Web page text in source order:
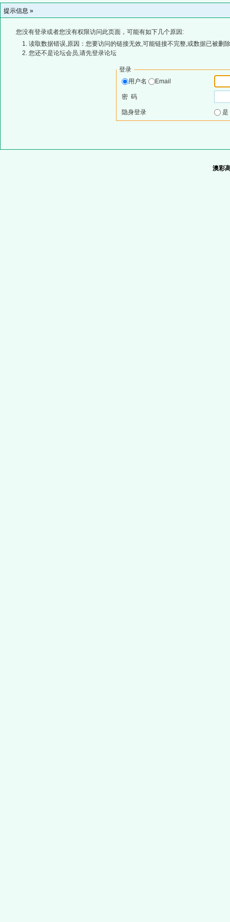
提示信息 »
您没有登录或者您没有权限访问此页面，可能有如下几个原因:
读取数据错误,原因：您要访问的链接无效,可能链接不完整,或数据已被删
您还不是论坛会员,请先登录论坛
登录
用户名
Email
密 码
隐身登录
澳彩